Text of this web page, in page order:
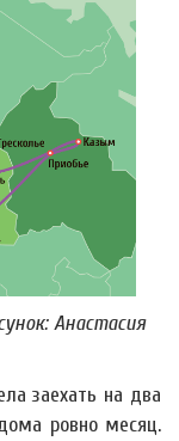
Анастасия
заехать на два
ровно месяц.